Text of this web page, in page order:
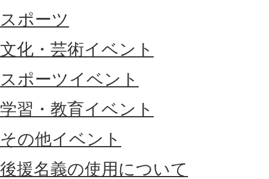
スポーツ
文化・芸術イベント
スポーツイベント
学習・教育イベント
その他イベント
後援名義の使用について